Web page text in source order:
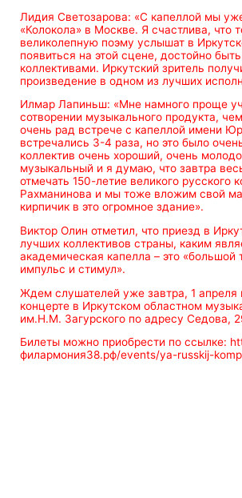
Лидия Светозарова: «С капеллой мы
«Колокола» в Москве. Я счастлива, что
великолепную поэму услышат в
появиться на этой сцене, достойно
коллективами. Иркутский зритель
произведение в одном из лучших
Илмар Лапиньш: «Мне намного проще
сотворении музыкального продукта,
очень рад встрече с капеллой имени
встречались 3-4 раза, но это было
коллектив очень хороший, очень
музыкальный и я думаю, что завтра
отмечать 150-летие великого русского
Рахманинова и мы тоже вложим свой
кирпичик в это огромное здание».
Виктор Олин отметил, что приезд в
лучших коллективов страны, каким
академическая капелла – это «большой
импульс и стимул».
Ждем слушателей уже завтра, 1 апреля
концерте в Иркутском областном
им.Н.М. Загурского по адресу Седова,
Билеты можно приобрести по ссылке:
филармония38.рф/events/ya-russkij-